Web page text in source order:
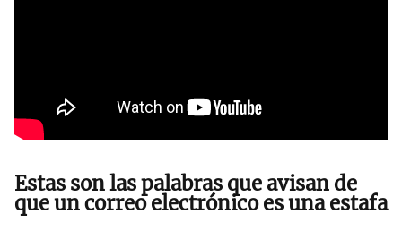
Estas son las palabras que avisan de
que un correo electrónico es una estafa